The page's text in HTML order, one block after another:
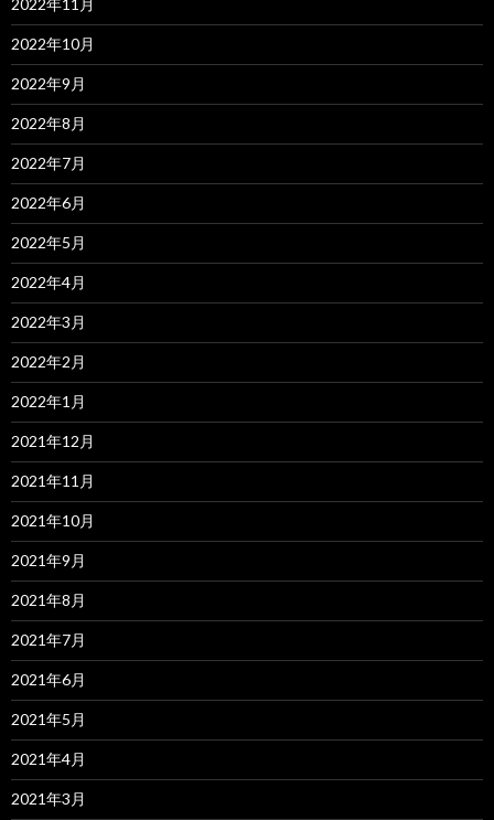
2022年11月
2022年10月
2022年9月
2022年8月
2022年7月
2022年6月
2022年5月
2022年4月
2022年3月
2022年2月
2022年1月
2021年12月
2021年11月
2021年10月
2021年9月
2021年8月
2021年7月
2021年6月
2021年5月
2021年4月
2021年3月